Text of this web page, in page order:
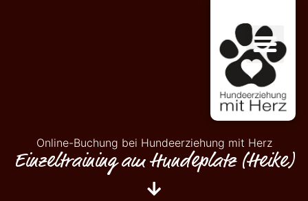
Online-Buchung bei Hundeerziehung mit Herz
Einzeltraining am Hundeplatz (Heike)